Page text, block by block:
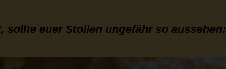
sollte euer Stollen ungefähr so aussehen: